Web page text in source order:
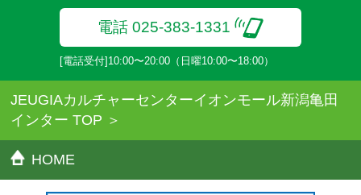
電話 025-383-1331
[電話受付]10:00〜20:00（日曜10:00〜18:00）
JEUGIAカルチャーセンターイオンモール新潟亀田
インター TOP
HOME